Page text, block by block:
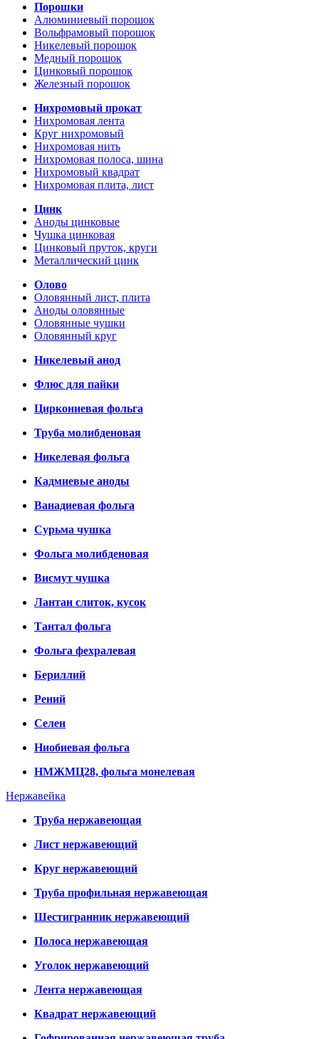
Порошки
Алюминиевый порошок
Вольфрамовый порошок
Никелевый порошок
Медный порошок
Цинковый порошок
Железный порошок
Нихромовый прокат
Нихромовая лента
Круг нихромовый
Нихромовая нить
Нихромовая полоса, шина
Нихромовый квадрат
Нихромовая плита, лист
Цинк
Аноды цинковые
Чушка цинковая
Цинковый пруток, круги
Металлический цинк
Олово
Оловянный лист, плита
Аноды оловянные
Оловянные чушки
Оловянный круг
Никелевый анод
Флюс для пайки
Циркониевая фольга
Труба молибденовая
Никелевая фольга
Кадмиевые аноды
Ванадиевая фольга
Сурьма чушка
Фольга молибденовая
Висмут чушка
Лантан слиток, кусок
Тантал фольга
Фольга фехралевая
Бериллий
Рений
Селен
Ниобиевая фольга
НМЖМЦ28, фольга монелевая
Нержавейка
Труба нержавеющая
Лист нержавеющий
Круг нержавеющий
Труба профильная нержавеющая
Шестигранник нержавеющий
Полоса нержавеющая
Уголок нержавеющий
Лента нержавеющая
Квадрат нержавеющий